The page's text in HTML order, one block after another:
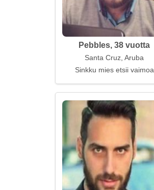
Pebbles, 38 vuotta
Santa Cruz, Aruba
Sinkku mies etsii vaimoa